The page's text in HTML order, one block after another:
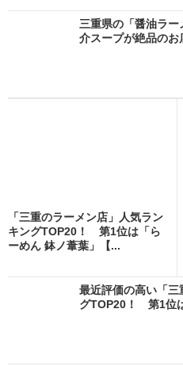
三重県の「醤油ラ
介スープが絶品のお
「三重のラーメン店」人気ラン
キングTOP20！ 第1位は「ら
ーめん 鉢ノ葦葉」【...
最近評価の高い「
グTOP20！ 第1位